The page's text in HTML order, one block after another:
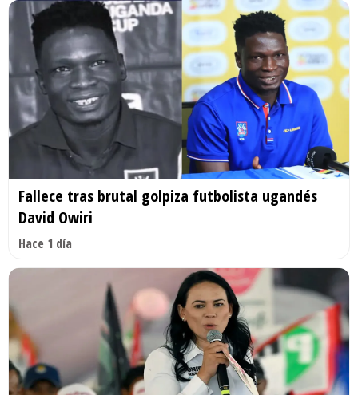
Fallece tras brutal golpiza futbolista ugandés
David Owiri
Hace 1 día